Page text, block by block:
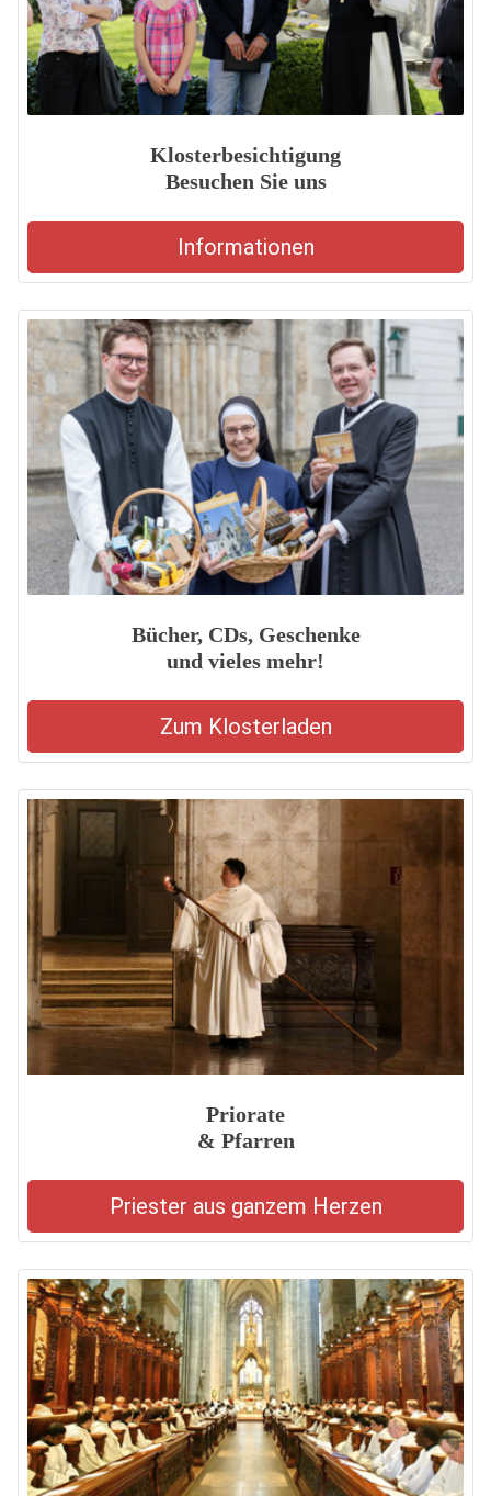
Klosterbesichtigung
Besuchen Sie uns
Informationen
Bücher, CDs, Geschenke
und vieles mehr!
Zum Klosterladen
Priorate
& Pfarren
Priester aus ganzem Herzen